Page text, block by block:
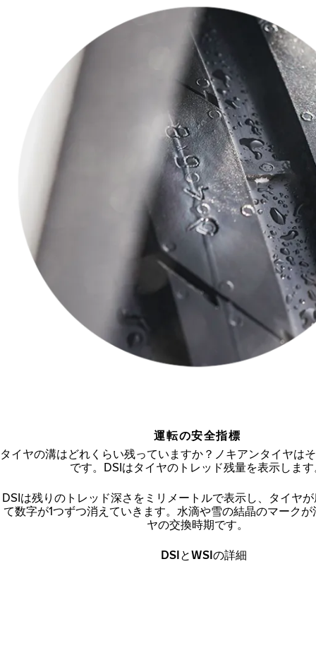
運転の安全指標
タイヤの溝はどれくらい残っていますか？ノキアンタイヤは
です。DSIはタイヤのトレッド残量を表示しま
DSIは残りのトレッド深さをミリメートルで表示し、タイヤ
て数字が1つずつ消えていきます。水滴や雪の結晶のマーク
ヤの交換時期です。
DSIとWSIの詳細